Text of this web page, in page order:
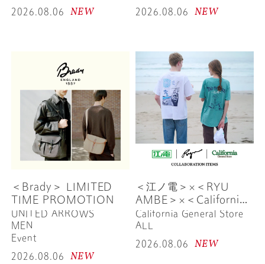
2026.08.06 NEW 2026.08.06 NEW
＜Brady＞ LIMITED
TIME PROMOTION
UNITED ARROWS
MEN
Event
2026.08.06 NEW
＜江ノ電＞×＜RYU
AMBE＞×＜California
General Store＞
California General Store
ALL
2026.08.06 NEW